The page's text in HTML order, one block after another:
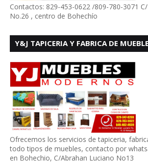
Contactos: 829-453-0622 /809-780-3071
No.26 , centro de Bohechío
Y&J TAPICERIA Y FABRICA DE
Ofrecemos los servicios de tapiceria,
todo tipos de muebles, contacto por
en Bohechio, C/Abrahan Luciano No13